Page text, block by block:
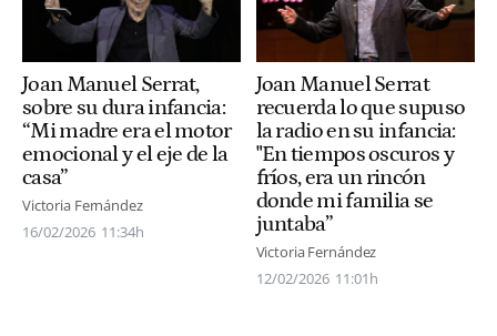
Joan Manuel Serrat,
sobre su dura infancia:
“Mi madre era el motor
emocional y el eje de la
casa”
Victoria Fernández
16/02/2026 11:34h
Joan Manuel Serrat
recuerda lo que supuso
la radio en su infancia:
"En tiempos oscuros y
fríos, era un rincón
donde mi familia se
juntaba”
Victoria Fernández
12/02/2026 11:01h